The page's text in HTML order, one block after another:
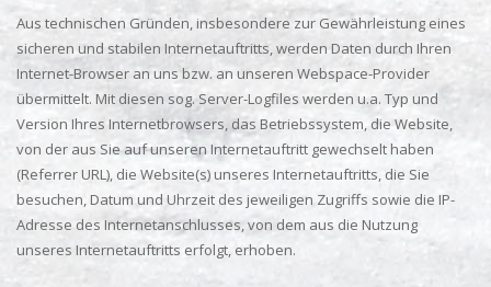
Aus technischen Gründen, insbesondere zur Gewährleistung eines
sicheren und stabilen Internetauftritts, werden Daten durch Ihren
Internet-Browser an uns bzw. an unseren Webspace-Provider
übermittelt. Mit diesen sog. Server-Logfiles werden u.a. Typ und
Version Ihres Internetbrowsers, das Betriebssystem, die Website,
von der aus Sie auf unseren Internetauftritt gewechselt haben
(Referrer URL), die Website(s) unseres Internetauftritts, die Sie
besuchen, Datum und Uhrzeit des jeweiligen Zugriffs sowie die IP-
Adresse des Internetanschlusses, von dem aus die Nutzung
unseres Internetauftritts erfolgt, erhoben.